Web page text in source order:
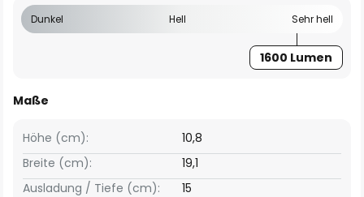
Dunkel Hell Sehr hell
1600 Lumen
Maße
Breite (cm): 19,1
Höhe (cm): 10,8
Ausladung / Tiefe (cm): 15